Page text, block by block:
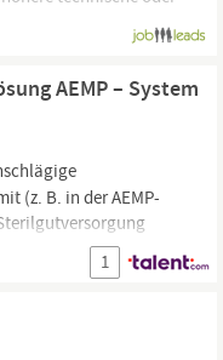
Supply
AEMP – System
(z. B. in der AEMP-
die Einführung von
begleitet. Sie verfügen
mit
1